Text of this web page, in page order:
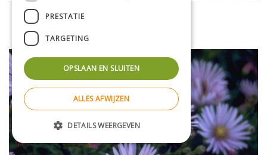
PRESTATIE
TARGETING
OPSLAAN EN SLUITEN
ALLES AFWIJZEN
DETAILS WEERGEVEN